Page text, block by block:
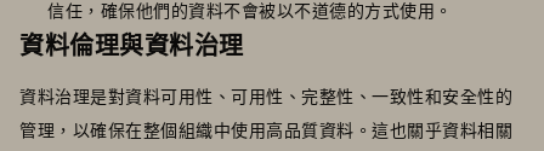
信任，確保他們的資料不會被以不道德的方式使用。
資料倫理與資料治理
資料治理是對資料可用性、可用性、完整性、一致性和安全性的
管理，以確保在整個組織中使用高品質資料。這也關乎資料相關